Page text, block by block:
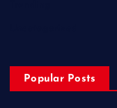
Popular Posts